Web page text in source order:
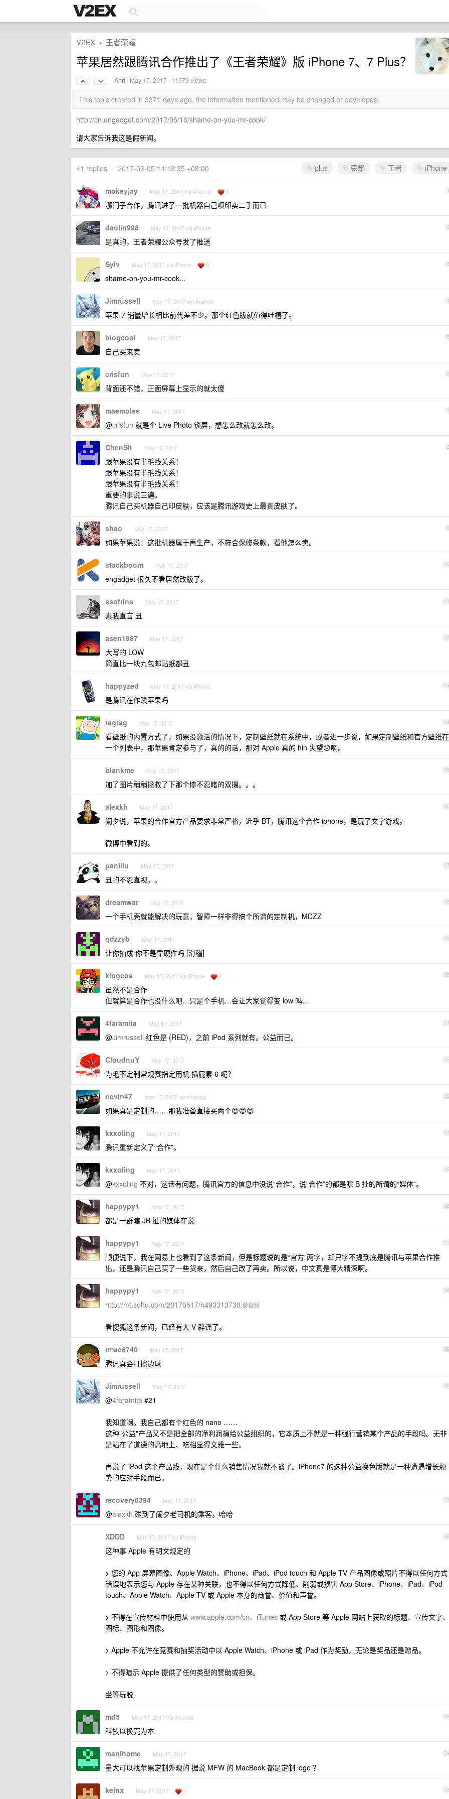
V2EX › 王者荣耀
苹果居然跟腾讯合作推出了《王者荣耀》版 iPhone 7、7 Plus？
Ahri · May 17, 2017 · 11579 views
This topic created in 3371 days ago, the information mentioned may be changed or developed.
http://cn.engadget.com/2017/05/16/shame-on-you-mr-cook/
请大家告诉我这是假新闻。
plus 荣耀 王者 iPhone
41 replies • 2017-06-05 14:13:35 +08:00
1
mokeyjay May 17, 2017 via Android 1
哪门子合作，腾讯进了一批机器自己喷印卖二手而已
2
daolin998 May 17, 2017 via iPhone
是真的，王者荣耀公众号发了推送
3
Sylv May 17, 2017 via iPhone 5
shame-on-you-mr-cook...
4
Jimrussell May 17, 2017 via Android
苹果 7 销量增长相比前代差不少。那个红色版就值得吐槽了。
5
blogcool May 17, 2017
自己买来卖
6
crisfun May 17, 2017
背面还不错，正面屏幕上显示的就太傻
7
maemolee May 17, 2017
@crisfun 就是个 Live Photo 锁屏，想怎么改就怎么改。
8
ChenSir May 17, 2017
跟苹果没有半毛线关系！
跟苹果没有半毛线关系！
跟苹果没有半毛线关系！
重要的事说三遍。
腾讯自己买机器自己印皮肤，应该是腾讯游戏史上最贵皮肤了。
9
shao May 17, 2017
如果苹果说：这批机器属于再生产，不符合保修条款，看他怎么卖。
10
stackboom May 17, 2017
engadget 很久不看居然改版了。
11
ssoftlns May 17, 2017
素我直言 丑
12
asen1987 May 17, 2017
大写的 LOW
简直比一块九包邮贴纸都丑
13
happyzed May 17, 2017 via iPhone
是腾讯在作贱苹果吗
14
tagtag May 17, 2017
看壁纸的内置方式了，如果没激活的情况下，定制壁纸就在系统中，或者进一步说，如果定制壁纸和官方壁纸在
一个列表中，那苹果肯定参与了，真的的话，那对 Apple 真的 hin 失望😞啊。
15
blankme May 17, 2017
加了图片稍稍拯救了下那个惨不忍睹的双摄。。。
16
alexkh May 17, 2017
阑夕说，苹果的合作官方产品要求非常严格，近乎 BT，腾讯这个合作 iphone，是玩了文字游戏。
微博中看到的。
17
panlilu May 17, 2017
丑的不忍直视。。
18
dreamwar May 17, 2017
一个手机壳就能解决的玩意，智障一样非得搞个所谓的定制机，MDZZ
19
qdzzyb May 17, 2017
让你抽成 你不是靠硬件吗 [滑稽]
20
kingcos May 17, 2017 via iPhone 1
虽然不是合作
但就算是合作也没什么吧…只是个手机…会让大家觉得变 low 吗…
21
4faramita May 17, 2017
@Jimrussell 红色是 (RED)，之前 iPod 系列就有。公益而已。
22
CloudnuY May 17, 2017
为毛不定制常规赛指定用机 插屁累 6 呢？
23
nevin47 May 17, 2017 via Android
如果真是定制的……那我准备直接买两个😍😍😍
24
kxxoling May 17, 2017
腾讯重新定义了“合作”。
25
kxxoling May 17, 2017
@kxxoling 不对，这话有问题，腾讯官方的信息中没说“合作”，说“合作”的都是瞎 B 扯的所谓的“媒体”。
26
happypy1 May 17, 2017
都是一群瞎 JB 扯的媒体在说
27
happypy1 May 17, 2017
顺便说下，我在网易上也看到了这条新闻，但是标题说的是“官方”两字，却只字不提到底是腾讯与苹果合作推
出，还是腾讯自己买了一些货来，然后自己改了再卖。所以说，中文真是博大精深啊。
28
happypy1 May 17, 2017
http://mt.sohu.com/20170517/n493313730.shtml
看搜狐这条新闻，已经有大 V 辟谣了。
29
tmac6740 May 17, 2017
腾讯真会打擦边球
30
Jimrussell May 17, 2017
@4faramita #21
我知道啊。我自己都有个红色的 nano ……
这种"公益"产品又不是把全部的净利润捐给公益组织的，它本质上不就是一种强行营销某个产品的手段吗。无非
是站在了道德的高地上、吃相显得文雅一些。
再说了 iPod 这个产品线，现在是个什么销售情况我就不谈了。iPhone7 的这种公益换色版就是一种遭遇增长颓
势的应对手段而已。
31
recovery0394 May 17, 2017
@alexkh 碰到了阑夕老司机的乘客。哈哈
32
XDDD May 17, 2017 via iPhone
这种事 Apple 有明文规定的
> 您的 App 屏幕图像、Apple Watch、iPhone、iPad、iPod touch 和 Apple TV 产品图像或照片不得以任何方式
错误地表示您与 Apple 存在某种关联，也不得以任何方式降低、削弱或损害 App Store、iPhone、iPad、iPod
touch、Apple Watch、Apple TV 或 Apple 本身的商誉、价值和声誉。
> 不得在宣传材料中使用从 www.apple.com/cn、iTunes 或 App Store 等 Apple 网站上获取的标题、宣传文字、
图标、图形和图像。
> Apple 不允许在竞赛和抽奖活动中以 Apple Watch、iPhone 或 iPad 作为奖励，无论是奖品还是赠品。
> 不得暗示 Apple 提供了任何类型的赞助或担保。
坐等玩脱
33
md5 May 17, 2017 via Android
科技以换壳为本
34
manihome May 17, 2017
量大可以找苹果定制外观的 据说 MFW 的 MacBook 都是定制 logo ？
35
keinx May 17, 2017 1